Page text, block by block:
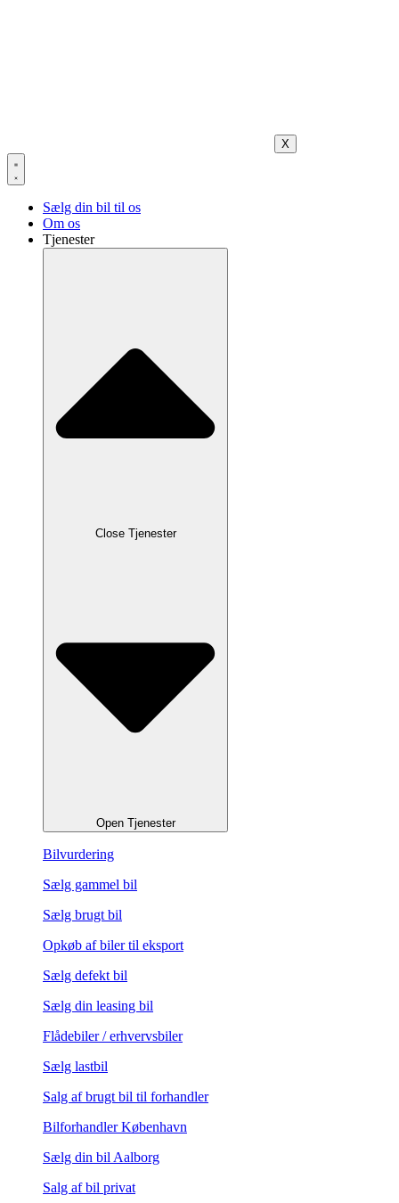
X
Sælg din bil til os
Om os
Tjenester
Close Tjenester
Open Tjenester
Bilvurdering
Sælg gammel bil
Sælg brugt bil
Opkøb af biler til eksport
Sælg defekt bil
Sælg din leasing bil
Flådebiler / erhvervsbiler
Sælg lastbil
Salg af brugt bil til forhandler
Bilforhandler København
Sælg din bil Aalborg
Salg af bil privat